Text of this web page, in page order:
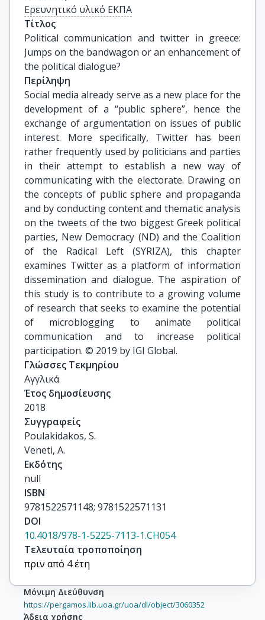
Ερευνητικό υλικό ΕΚΠΑ
Τίτλος
Political communication and twitter in greece:
Jumps on the bandwagon or an enhancement of
the political dialogue?
Περίληψη
Social media already serve as a new place for the
development of a “public sphere”, hence the
exchange of argumentation on issues of public
interest. More specifically, Twitter has been
rather frequently used by politicians and parties
in their attempt to establish a new way of
communicating with the electorate. Drawing on
the concepts of public sphere and propaganda
and by conducting content and thematic analysis
on the tweets of the two biggest Greek political
parties, New Democracy (ND) and the Coalition
of the Radical Left (SYRIZA), this chapter
examines Twitter as a platform of information
dissemination and dialogue. The aspiration of
this study is to contribute to a growing volume
of research that seeks to examine the potential
of microblogging to animate political
communication and to increase political
participation. © 2019 by IGI Global.
Γλώσσες Τεκμηρίου
Αγγλικά
Έτος δημοσίευσης
2018
Συγγραφείς
Poulakidakos, S.
Veneti, A.
Εκδότης
null
ISBN
9781522571148; 9781522571131
DOI
10.4018/978-1-5225-7113-1.CH054
Τελευταία τροποποίηση
πριν από 4 έτη
Μόνιμη Διεύθυνση
https://pergamos.lib.uoa.gr/uoa/dl/object/3060352
Άδεια χρήσης